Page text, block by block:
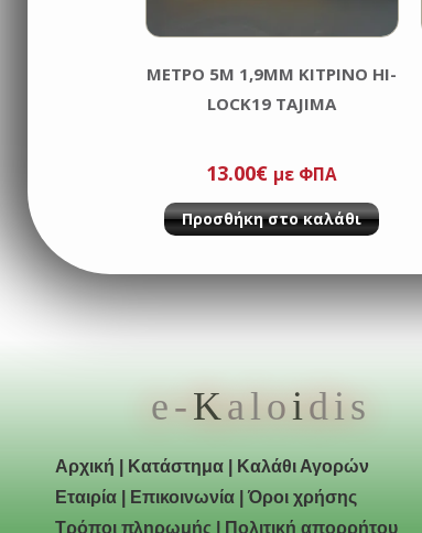
MΕΤΡΟ 5M 1,9MM ΚΙΤΡΙΝΟ HI-
LOCK19 TAJIMA
13.00€ με ΦΠΑ
Προσθήκη στο καλάθι
e-Kaloidis
Αρχική Κατάστημα
Καλάθι Αγορών
Εταιρία
Επικοινωνία |Όροι χρήσης
Τρόποι πληρωμής
Πολιτική απορρήτου